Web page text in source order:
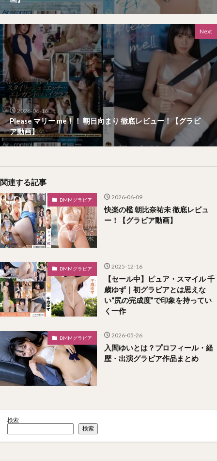
Next
2026-06-16
Please マリー me！！ 朝日向まり 徹底レビュー！【グラビ
ア動画】
関連する記事
DMMグラビア 2026-06-09
快楽の檻 朝比奈祐未 徹底レビュ
ー！【グラビア動画】
DMMグラビア 2025-12-16
【セール中】ピュア・スマイル 千
歳ゆず｜初グラビアとは思えな
い“尻の完成度”で印象を持ってい
く一作
DMMグラビア 2026-05-26
入間ゆいとは？プロフィール・経
歴・出演グラビア作品まとめ
検索
検索